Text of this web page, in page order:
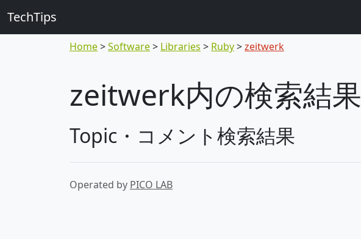
TechTips
Home Software Libraries Ruby zeitwerk
zeitwerk内の検索結果
Topic・コメント検索結果
Operated by PICO LAB